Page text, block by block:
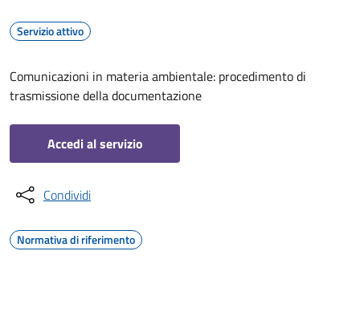
Servizio attivo
Comunicazioni in materia ambientale: procedimento di
trasmissione della documentazione
Accedi al servizio
Condividi
Normativa di riferimento